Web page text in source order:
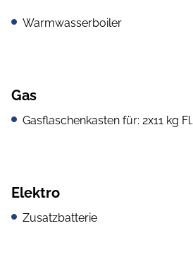
Warmwasserboiler
Gas
Gasflaschenkasten für: 2x11 kg Fl.
Elektro
Zusatzbatterie